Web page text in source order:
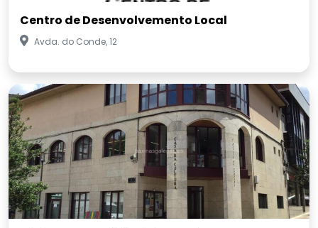
Centro de Desenvolvemento Local
Avda. do Conde, 12